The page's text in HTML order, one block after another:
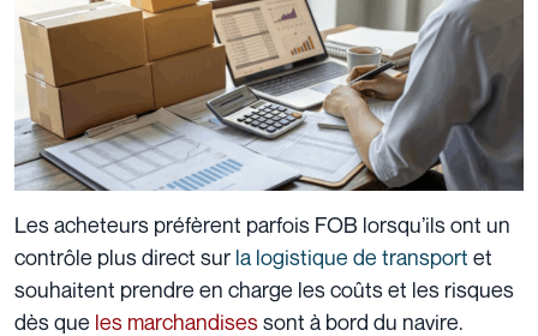
Les acheteurs préfèrent parfois FOB lorsqu’ils ont un
contrôle plus direct sur la logistique de transport et
souhaitent prendre en charge les coûts et les risques
dès que les marchandisessont à bord du navire.